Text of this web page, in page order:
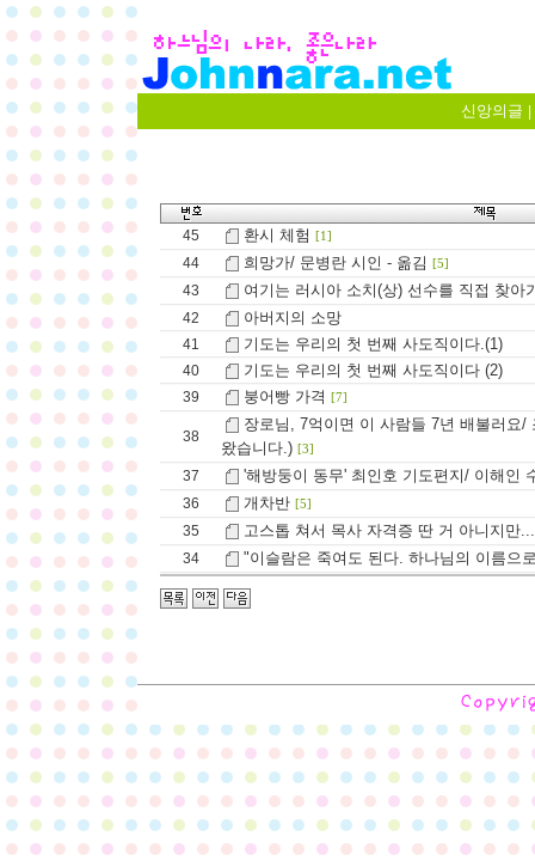
신앙의글
45 환시 체험 [1]
44 희망가/ 문병란 시인 - 옮김 [5]
43 여기는 러시아 소치(상) 선수를 직접 찾아
42 아버지의 소망
41 기도는 우리의 첫 번째 사도직이다.(1)
40 기도는 우리의 첫 번째 사도직이다 (2)
39 붕어빵 가격 [7]
38
장로님, 7억이면 이 사람들 7년 배불러요/
왔습니다.) [3]
37 '해방둥이 동무' 최인호 기도편지/ 이해인
36 개차반 [5]
35 고스톱 쳐서 목사 자격증 딴 거 아니지만
34 "이슬람은 죽여도 된다. 하나님의 이름으